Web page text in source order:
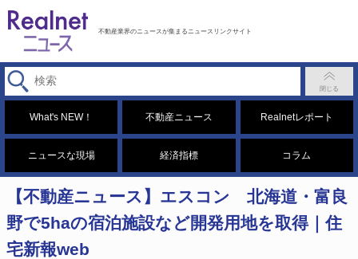
不動産業界のニュースが集まるニュースリンクサイト
What's NEW！ 不動産ニュース Realnetレポート
ニュースな現場 経済指標 コラム
【不動産ニュース】エスコン 北海道・富良
野で5haの宿泊施設など開発用地を取得｜住
宅新報web